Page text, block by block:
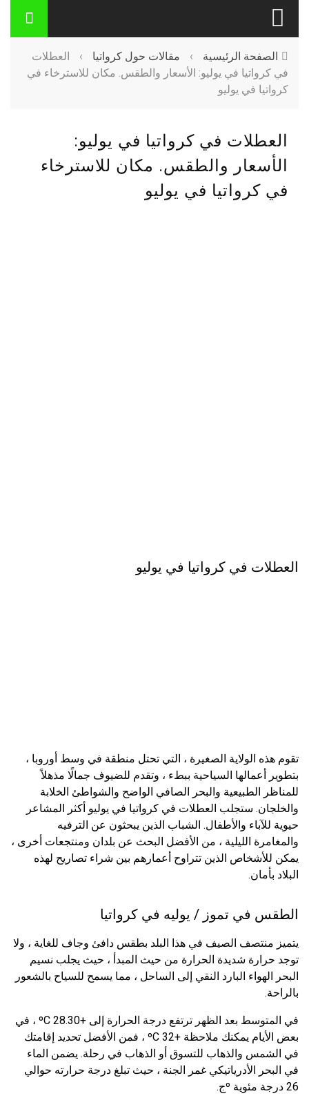
الصفحة الرئيسية › مقالات حول كرواتيا ›
العطلات
في كرواتيا في يوليو: الأسعار والطقس. مكان للاسترخاء في
كرواتيا في يوليو
العطلات في كرواتيا في يوليو:
الأسعار والطقس. مكان للاسترخاء
في كرواتيا في يوليو
العطلات في كرواتيا في يوليو
تقوم هذه الولاية الصغيرة ، التي تحتل منطقة في وسط أوروبا ،
بتطوير أعمالها السياحية ببطء ، وتقدم للضيوف جمالًا مذهلاً
للمناظر الطبيعية والبحر الصافي الواضح والشواطئ الخلابة
والخلجان. ستجلب العطلات في كرواتيا في يوليو أكثر المشاعر
حيوية للآباء والأطفال. الشباب الذين يبحثون عن الترفيه
والمغامرة الليلية ، من الأفضل البحث عن بلدان ومنتجعات أخرى ،
يمكن للأشخاص الذين تتراوح أعمارهم بين شراء تصاريح لهذه
البلاد بأمان.
الطقس في تموز / يوليه في كرواتيا
يتميز منتصف الصيف في هذا البلد بطقس دافئ وجاف للغاية ، ولا
توجد حرارة شديدة الحرارة من حيث المبدأ ، حيث يجلب نسيم
البحر الهواء البارد النقي إلى الساحل ، مما يسمح للسياح بالشعور
بالراحة.
في المتوسط ​​بعد الظهر ترتفع درجة الحرارة إلى +28.30 ºC ، في
بعض الأيام يمكنك ملاحظة +32 ºC ، فمن الأفضل تحديد إقامتك
في الشمس والذهاب للتسوق أو الذهاب في رحلة. يضمن الماء
في البحر الأدرياتيكي غمر الجنة ، حيث تبلغ درجة حرارته حوالي
26 درجة مئوية ºج.